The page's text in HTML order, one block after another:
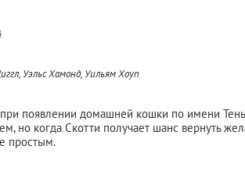
Уэльс Хамонд, Уильям Хоуп
появлении домашней кошки по имени
но когда Скотти получает шанс вернуть
простым.